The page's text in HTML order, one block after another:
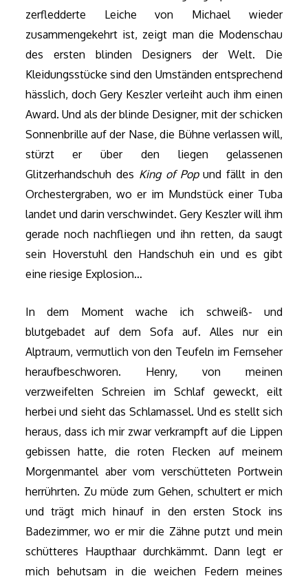
zerfledderte Leiche von Michael wieder
zusammengekehrt ist, zeigt man die Modenschau
des ersten blinden Designers der Welt. Die
Kleidungsstücke sind den Umständen entsprechend
hässlich, doch Gery Keszler verleiht auch ihm einen
Award. Und als der blinde Designer, mit der schicken
Sonnenbrille auf der Nase, die Bühne verlassen will,
stürzt er über den liegen gelassenen
Glitzerhandschuh des King of Popund fällt in den
Orchestergraben, wo er im Mundstück einer Tuba
landet und darin verschwindet. Gery Keszler will ihm
gerade noch nachfliegen und ihn retten, da saugt
sein Hoverstuhl den Handschuh ein und es gibt
eine riesige Explosion…
In dem Moment wache ich schweiß- und
blutgebadet auf dem Sofa auf. Alles nur ein
Alptraum, vermutlich von den Teufeln im Fernseher
heraufbeschworen. Henry, von meinen
verzweifelten Schreien im Schlaf geweckt, eilt
herbei und sieht das Schlamassel. Und es stellt sich
heraus, dass ich mir zwar verkrampft auf die Lippen
gebissen hatte, die roten Flecken auf meinem
Morgenmantel aber vom verschütteten Portwein
herrührten. Zu müde zum Gehen, schultert er mich
und trägt mich hinauf in den ersten Stock ins
Badezimmer, wo er mir die Zähne putzt und mein
schütteres Haupthaar durchkämmt. Dann legt er
mich behutsam in die weichen Federn meines